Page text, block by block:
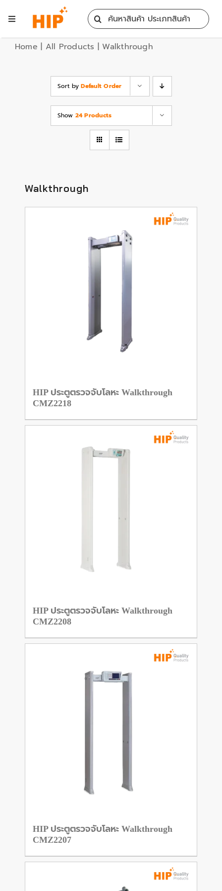
Toggle
Home
All Products
Contact
Search
for:
Home | All Products | Walkthrough
Sort byDefault Order
Show 24 Products
Walkthrough
HIP ประตูตรวจจับโลหะ Walkthrough
CMZ2218
HIP ประตูตรวจจับโลหะ Walkthrough
CMZ2208
HIP ประตูตรวจจับโลหะ Walkthrough
CMZ2207